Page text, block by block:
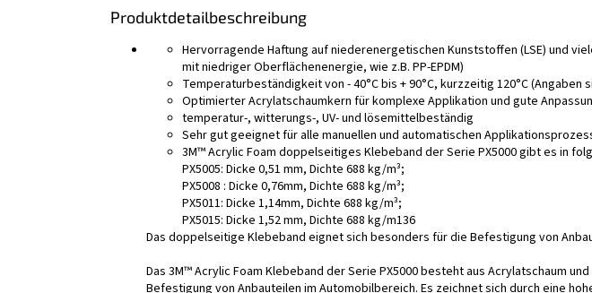
Produktdetailbeschreibung
Hervorragende Haftung auf niederenergetischen Kunststoffen (LSE) und
mit niedriger Oberflächenenergie, wie z.B. PP-EPDM)
Temperaturbeständigkeit von - 40°C bis + 90°C, kurzzeitig 120°C (Angaben
Optimierter Acrylatschaumkern für komplexe Applikation und gute
temperatur-, witterungs-, UV- und lösemittelbeständig
Sehr gut geeignet für alle manuellen und automatischen
3M™ Acrylic Foam doppelseitiges Klebeband der Serie PX5000 gibt es in
PX5005: Dicke 0,51 mm, Dichte 688 kg/m³;
PX5008 : Dicke 0,76mm, Dichte 688 kg/m³;
PX5011: Dicke 1,14mm, Dichte 688 kg/m³;
PX5015: Dicke 1,52 mm, Dichte 688 kg/m136
Das doppelseitige Klebeband eignet sich besonders für die Befestigung von
Das 3M™ Acrylic Foam Klebeband der Serie PX5000 besteht aus Acrylatschaum
Befestigung von Anbauteilen im Automobilbereich. Es zeichnet sich durch eine